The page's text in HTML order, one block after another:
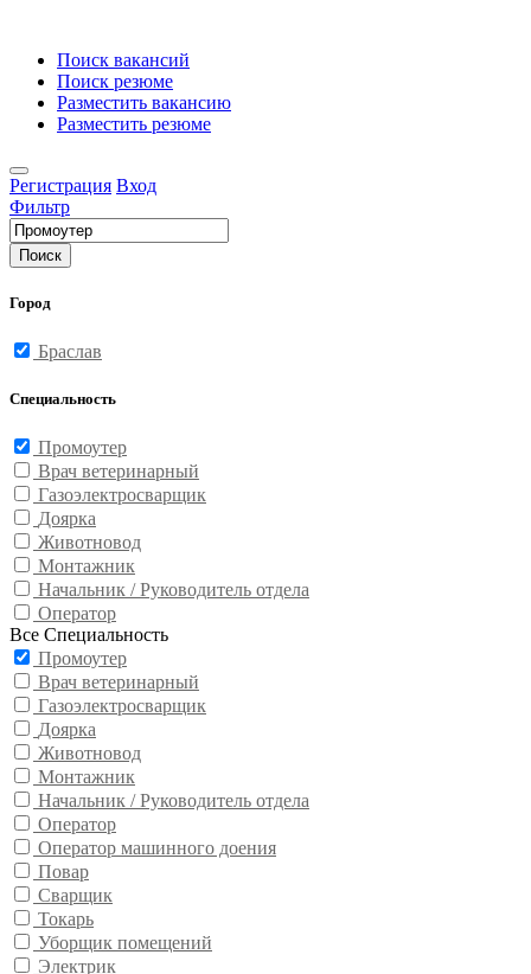
Поиск вакансий
Поиск резюме
Разместить вакансию
Разместить резюме
Регистрация Вход
Фильтр
Поиск
Город
Браслав
Специальность
Промоутер
Врач ветеринарный
Газоэлектросварщик
Доярка
Животновод
Монтажник
Начальник / Руководитель отдела
Оператор
Все Специальность
Промоутер
Врач ветеринарный
Газоэлектросварщик
Доярка
Животновод
Монтажник
Начальник / Руководитель отдела
Оператор
Оператор машинного доения
Повар
Сварщик
Токарь
Уборщик помещений
Электрик